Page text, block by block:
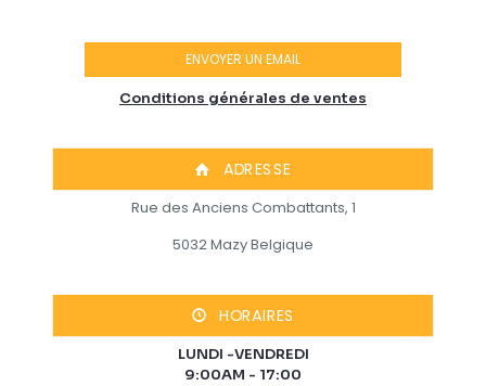
ENVOYER UN EMAIL
Conditions générales de ventes
ADRESSE
Rue des Anciens Combattants, 1
5032 Mazy Belgique
HORAIRES
LUNDI -VENDREDI
9:00AM - 17:00